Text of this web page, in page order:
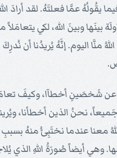
يقُولُهُ عمَّا فعلتَهُ. لقد أرادَ
بينَها وبينَ الله، لكي
منَّا اليوم. إنَّهُ يُريدُنا أن نُدرِكَ
3 صُورَةً عن شَخصَينِ أخطآا، وكيفَ
نحنُ الذين أخطأنا،
معنا عندما نختَبِئُ منهُ بسببِ
وهي أيضاً صُورَةُ اللهِ الذي